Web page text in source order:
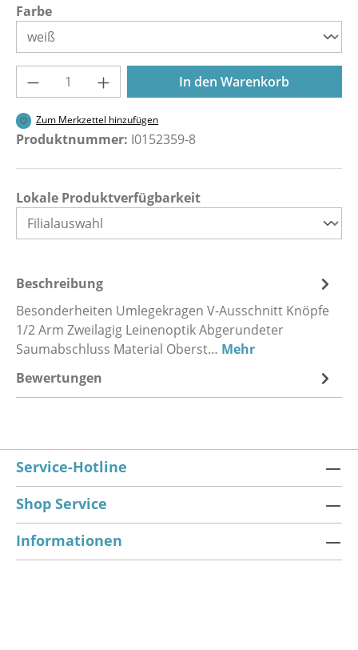
Farbeauswählen
Produkt Anzahl: Gib den gewünschten
In den Warenkorb
Zum Merkzettel hinzufügen
Produktnummer: I0152359-8
Lokale Produktverfügbarkeit
Beschreibung
Besonderheiten Umlegekragen V-Ausschnitt Knöpfe
1/2 Arm Zweilagig Leinenoptik Abgerundeter
Saumabschluss Material Oberst… Mehr
Bewertungen
Service-Hotline
Shop Service
Informationen